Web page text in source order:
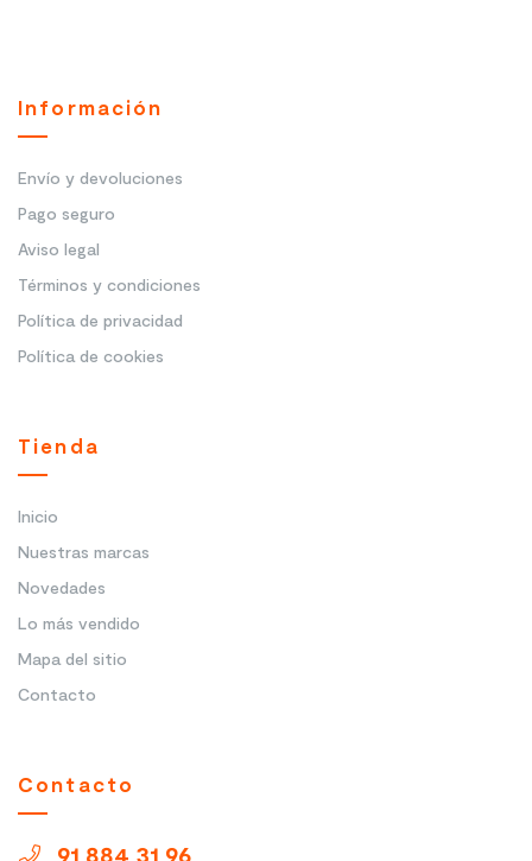
Información
Envío y devoluciones
Pago seguro
Aviso legal
Términos y condiciones
Política de privacidad
Política de cookies
Tienda
Inicio
Nuestras marcas
Novedades
Lo más vendido
Mapa del sitio
Contacto
Contacto
91 884 31 96